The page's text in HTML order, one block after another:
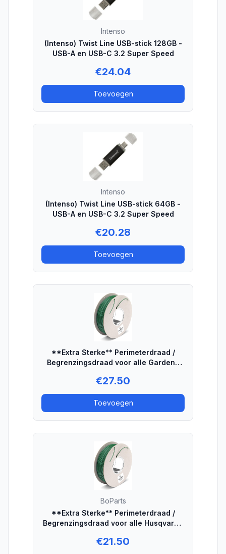
Intenso
(Intenso) Twist Line USB-stick 128GB -
USB-A en USB-C 3.2 Super Speed
€24.04
Toevoegen
Intenso
(Intenso) Twist Line USB-stick 64GB -
USB-A en USB-C 3.2 Super Speed
€20.28
Toevoegen
**Extra Sterke** Perimeterdraad /
Begrenzingsdraad voor alle Gardena
€27.50
Toevoegen
BoParts
**Extra Sterke** Perimeterdraad /
Begrenzingsdraad voor alle Husqvarna
€21.50